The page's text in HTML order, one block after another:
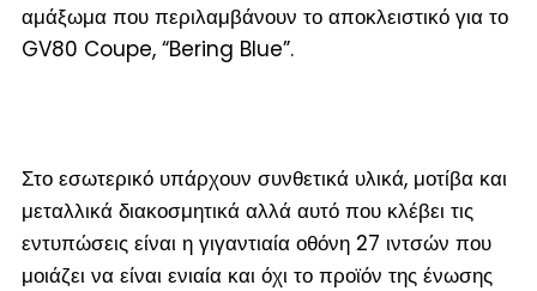
αμάξωμα που περιλαμβάνουν το αποκλειστικό για το
GV80 Coupe, “Bering Blue”.
Στο εσωτερικό υπάρχουν συνθετικά υλικά, μοτίβα και
μεταλλικά διακοσμητικά αλλά αυτό που κλέβει τις
εντυπώσεις είναι η γιγαντιαία οθόνη 27 ιντσών που
μοιάζει να είναι ενιαία και όχι το προϊόν της ένωσης